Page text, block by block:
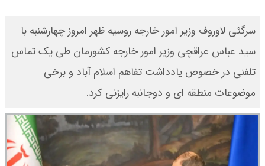
سرگئی لاوروف وزیر امور خارجه روسیه ظهر امروز چهارشنبه با
سید عباس عراقچی وزیر امور خارجه کشورمان طی یک تماس
تلفنی در خصوص یادداشت تفاهم اسلام آباد و برخی
موضوعات منطقه ای و دوجانبه رایزنی کرد.